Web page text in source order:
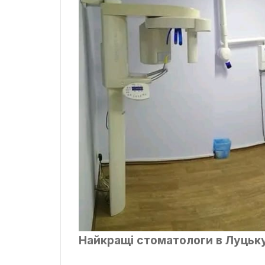
Найкращі стоматологи в